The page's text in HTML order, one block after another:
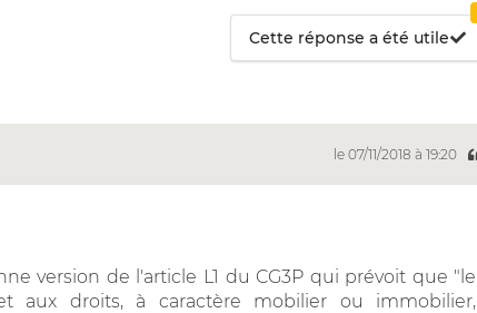
Cette réponse a été utile
le 07/11/2018 à 19:20
version de l'article L1 du CG3P qui prévoit que "le
aux droits, à caractère mobilier ou immobilier,